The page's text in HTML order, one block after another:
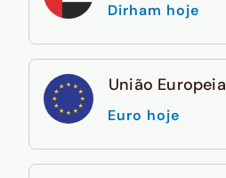
Dirham hoje
União Europeia
Euro hoje